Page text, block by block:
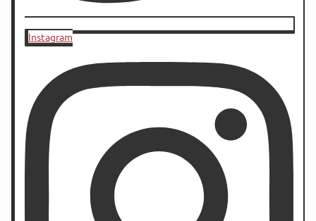
Instagram